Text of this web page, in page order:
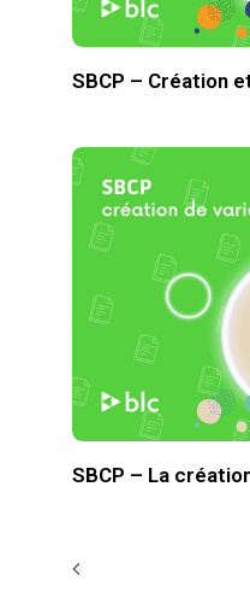
SBCP – Création
SBCP – La